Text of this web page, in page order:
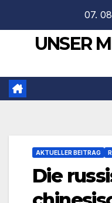
springen
07.
UNSER
AKTUELLER BEITRAG
Die